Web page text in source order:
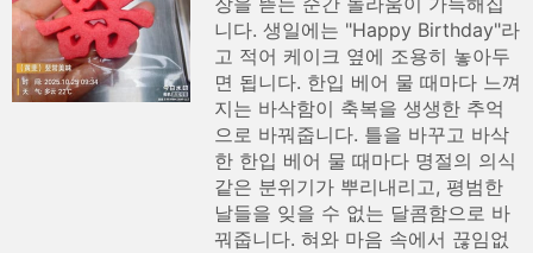
니다. 생일에는 "Happy Birthday"라
고 적어 케이크 옆에 조용히 놓아두
면 됩니다. 한입 베어 물 때마다 느껴
지는 바삭함이 축복을 생생한 추억
으로 바꿔줍니다. 틀을 바꾸고 바삭
한 한입 베어 물 때마다 명절의 의식
같은 분위기가 뿌리내리고, 평범한
날들을 잊을 수 없는 달콤함으로 바
꿔줍니다. 혀와 마음 속에서 끊임없